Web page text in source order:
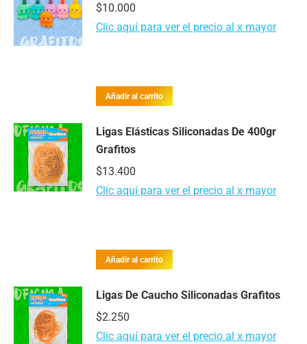
$10.000
Clic aquí para ver el precio al x mayor
Añadir al carrito
Ligas Elásticas Siliconadas De 400gr
Grafitos
$13.400
Clic aquí para ver el precio al x mayor
Añadir al carrito
Ligas De Caucho Siliconadas Grafitos
$2.250
Clic aquí para ver el precio al x mayor